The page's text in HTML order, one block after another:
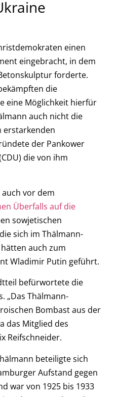
einen
eingebracht, in dem
forderte.
die
eine Möglichkeit hierfür
auch nicht die
erstarkenden
der Pankower
die von ihm
vor dem
Überfalls auf die
sowjetischen
sich im Thälmann-
auch zum
Wladimir Putin geführt.
befürwortete die
„Das Thälmann-
Bombast aus der
das Mitglied des
Reifschneider.
beteiligte sich
Aufstand gegen
war von 1925 bis 1933